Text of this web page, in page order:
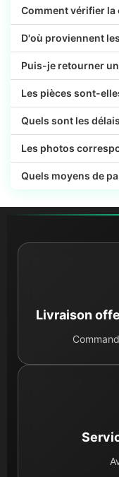
Comment vérifier la
D'où proviennent
Puis-je retourner
Les pièces sont-
Quels sont les
Les photos
Quels moyens de
Livraison